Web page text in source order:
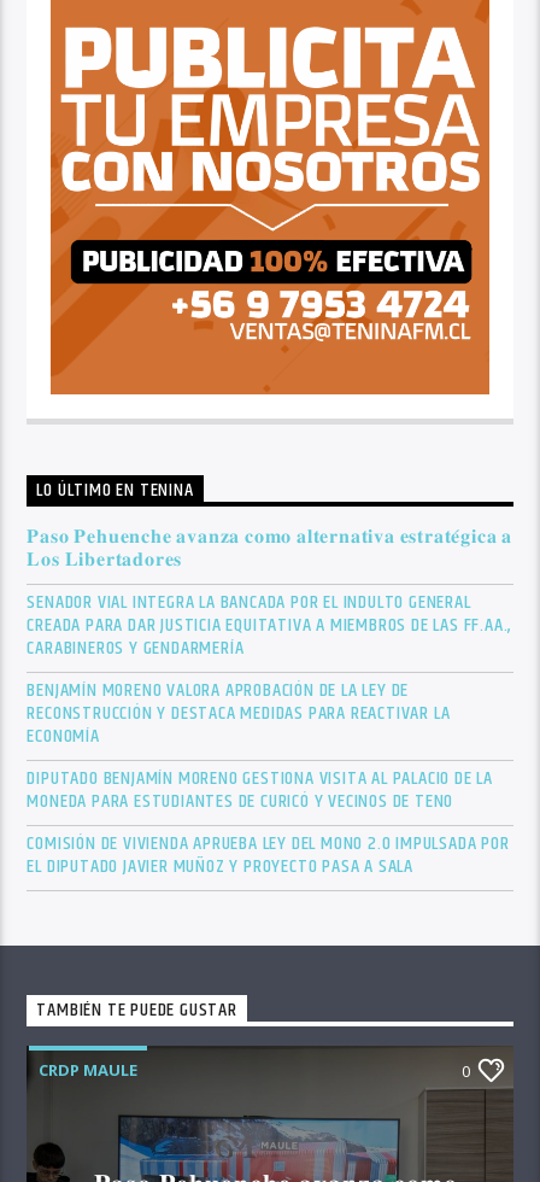
LO ÚLTIMO EN TENINA
𝐏𝐚𝐬𝐨 𝐏𝐞𝐡𝐮𝐞𝐧𝐜𝐡𝐞 𝐚𝐯𝐚𝐧𝐳𝐚 𝐜𝐨𝐦𝐨 𝐚𝐥𝐭𝐞𝐫𝐧𝐚𝐭𝐢𝐯𝐚 𝐞𝐬𝐭𝐫𝐚𝐭𝐞́𝐠𝐢𝐜𝐚 𝐚
𝐋𝐨𝐬 𝐋𝐢𝐛𝐞𝐫𝐭𝐚𝐝𝐨𝐫𝐞𝐬
SENADOR VIAL INTEGRA LA BANCADA POR EL INDULTO GENERAL
CREADA PARA DAR JUSTICIA EQUITATIVA A MIEMBROS DE LAS FF.AA.,
CARABINEROS Y GENDARMERÍA
BENJAMÍN MORENO VALORA APROBACIÓN DE LA LEY DE
RECONSTRUCCIÓN Y DESTACA MEDIDAS PARA REACTIVAR LA
ECONOMÍA
DIPUTADO BENJAMÍN MORENO GESTIONA VISITA AL PALACIO DE LA
MONEDA PARA ESTUDIANTES DE CURICÓ Y VECINOS DE TENO
COMISIÓN DE VIVIENDA APRUEBA LEY DEL MONO 2.0 IMPULSADA POR
EL DIPUTADO JAVIER MUÑOZ Y PROYECTO PASA A SALA
TAMBIÉN TE PUEDE GUSTAR
CRDP MAULE 0